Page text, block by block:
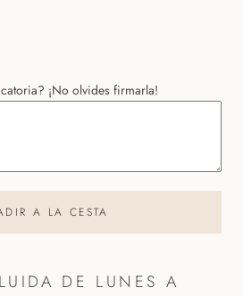
¡No olvides firmarla!
A LA CESTA
DE LUNES A